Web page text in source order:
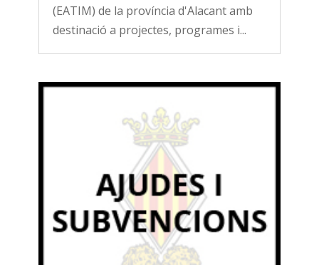
(EATIM) de la província d'Alacant amb
destinació a projectes, programes i...